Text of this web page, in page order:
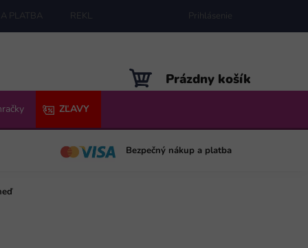
PLATBA REKLAMÁCIE MAPA SERVERU
Prihlásenie
NÁKUPNÝ
KOŠÍK
Prázdny košík
ZĽAVY
Bezpečný nákup a platba